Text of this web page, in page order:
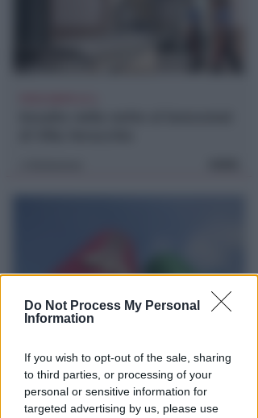
Do Not Process My Personal
Information
If you wish to opt-out of the sale, sharing
to third parties, or processing of your
personal or sensitive information for
targeted advertising by us, please use
REPORT ANNUALE 2025
Stipendi, forniture, tributi. 145
milioni distribuiti da Hera nel
riminese